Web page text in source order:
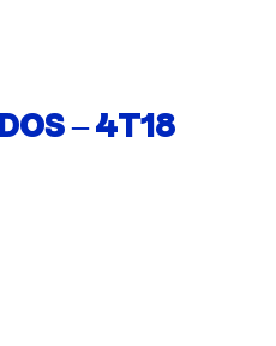
– 4T18